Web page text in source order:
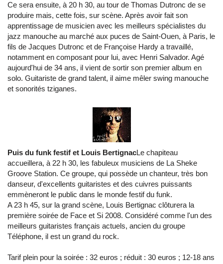
Ce sera ensuite, à 20 h 30, au tour de Thomas Dutronc de se
produire mais, cette fois, sur scène. Après avoir fait son
apprentissage de musicien avec les meilleurs spécialistes du
jazz manouche au marché aux puces de Saint-Ouen, à Paris, le
fils de Jacques Dutronc et de Françoise Hardy a travaillé,
notamment en composant pour lui, avec Henri Salvador. Agé
aujourd'hui de 34 ans, il vient de sortir son premier album en
solo. Guitariste de grand talent, il aime mêler swing manouche
et sonorités tziganes.
Puis du funk festif et Louis BertignacLe chapiteau
accueillera, à 22 h 30, les fabuleux musiciens de La Sheke
Groove Station. Ce groupe, qui possède un chanteur, très bon
danseur, d'excellents guitaristes et des cuivres puissants
emmèneront le public dans le monde festif du funk.
A 23 h 45, sur la grand scène, Louis Bertignac clôturera la
première soirée de Face et Si 2008. Considéré comme l'un des
meilleurs guitaristes français actuels, ancien du groupe
Téléphone, il est un grand du rock.
Tarif plein pour la soirée : 32 euros ; réduit : 30 euros ; 12-18 ans